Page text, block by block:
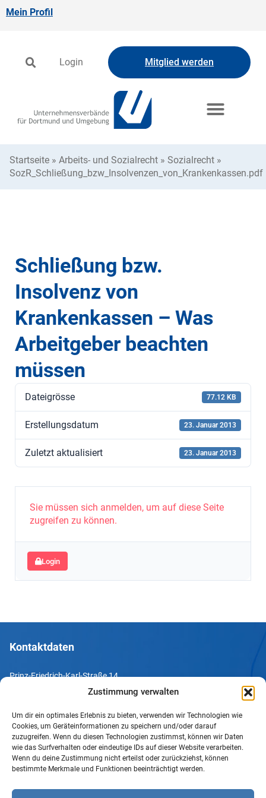
Zustimmung verwalten
Um dir ein optimales Erlebnis zu bieten, verwenden wir Technologien wie
Cookies, um Geräteinformationen zu speichern und/oder darauf
zuzugreifen. Wenn du diesen Technologien zustimmst, können wir Daten
wie das Surfverhalten oder eindeutige IDs auf dieser Website verarbeiten.
Wenn du deine Zustimmung nicht erteilst oder zurückziehst, können
bestimmte Merkmale und Funktionen beeinträchtigt werden.
Mein Profil
Login Mitglied werden
Startseite » Arbeits- und Sozialrecht » Sozialrecht »
SozR_Schließung_bzw_Insolvenzen_von_Krankenkassen.pdf
Schließung bzw.
Insolvenz von
Krankenkassen – Was
Arbeitgeber beachten
müssen
Dateigrösse 77.12 KB
Erstellungsdatum 23. Januar 2013
Zuletzt aktualisiert 23. Januar 2013
Sie müssen sich anmelden, um auf diese Seite
zugreifen zu können.
Login
Kontaktdaten
Prinz-Friedrich-Karl-Straße 14
Tel. +49 231 952052-10
Fax +49 231 952052-60
e-Mail info@uv-do.de
Internet www.uv-do.de